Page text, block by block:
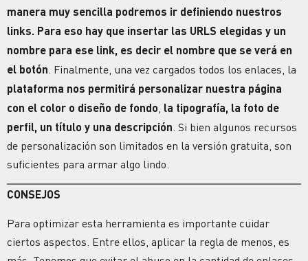
manera muy sencilla podremos ir definiendo nuestros
links. Para eso hay que insertar las URLS elegidas y un
nombre para ese link, es decir el nombre que se verá en
el botón . Finalmente, una vez cargados todos los enlaces, la
plataforma nos permitirá personalizar nuestra página
con el color o diseño de fondo la tipografía, la foto de
perfil, un título y una descripción . Si bien algunos recursos
de personalización son limitados en la versión gratuita, son
suficientes para armar algo lindo.
CONSEJOS
Para optimizar esta herramienta es importante cuidar
ciertos aspectos. Entre ellos, aplicar la regla de menos, es